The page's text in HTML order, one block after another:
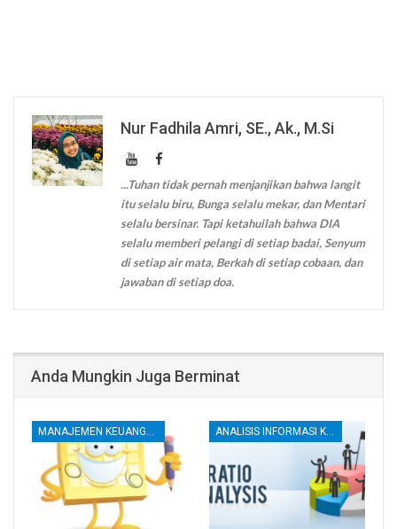
Nur Fadhila Amri, SE., Ak., M.Si
...Tuhan tidak pernah menjanjikan bahwa langit
itu selalu biru, Bunga selalu mekar, dan Mentari
selalu bersinar. Tapi ketahuilah bahwa DIA
selalu memberi pelangi di setiap badai, Senyum
di setiap air mata, Berkah di setiap cobaan, dan
jawaban di setiap doa.
Anda Mungkin Juga Berminat
MANAJEMEN KEUANGAN ANALISIS INFORMASI KEUANGAN